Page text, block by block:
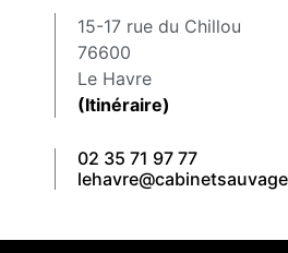
15-17 rue du Chillou
76600
Le Havre
(Itinéraire)
02 35 71 97 77